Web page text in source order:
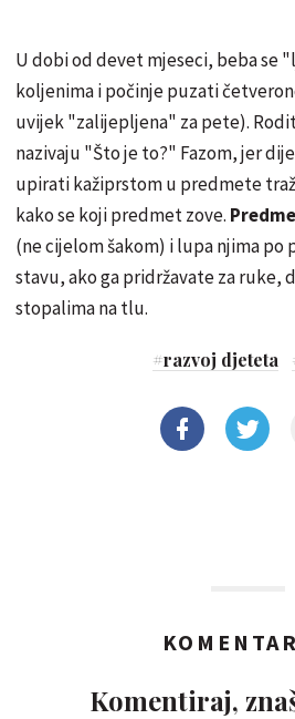
U dobi od devet mjeseci, beba se
koljenima i počinje puzati
uvijek "zalijepljena" za pete).
nazivaju "Što je to?" Fazom, jer
upirati kažiprstom u predmete
kako se koji predmet zove.
(ne cijelom šakom) i lupa njima po
stavu, ako ga pridržavate za ruke,
stopalima na tlu.
#razvoj djeteta
Komentiraj,